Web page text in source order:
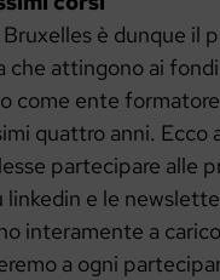
è dunque il
che attingono ai
come ente
quattro anni.
partecipare alle
linkedin e le
interamente a
a ogni